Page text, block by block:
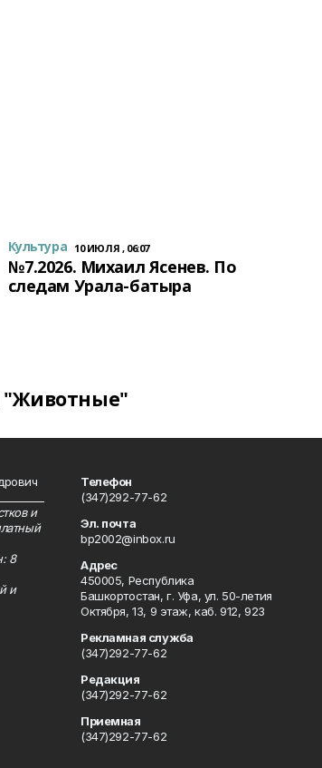
Культура 10 ИЮЛЯ , 06:07
№7.2026. Михаил Ясенев. По
следам Урала-батыра
"Животные"
и
8
и
Телефон
(347)292-77-62
Эл. почта
bp2002@inbox.ru
Адрес
450005, Республика
Башкортостан, г. Уфа, ул. 50-летия
Октября, 13, 9 этаж, каб. 912, 923
Рекламная служба
(347)292-77-62
Редакция
(347)292-77-62
Приемная
(347)292-77-62